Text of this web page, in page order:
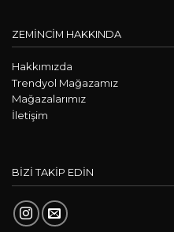
ZEMİNCİM HAKKINDA
Hakkımızda
Trendyol Mağazamız
Mağazalarımız
İletişim
BİZİ TAKİP EDİN